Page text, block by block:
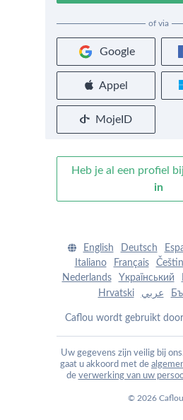
of via
Google
Appel
MojeID
Heb je al een profiel
in
English Deutsch
Italiano
Français
Nederlands
Yкраїнський
Hrvatski
عربي
Caflou wordt gebruikt door
Uw gegevens zijn veilig bij
gaat u akkoord met de
de verwerking van uw
© 2026 Caflou